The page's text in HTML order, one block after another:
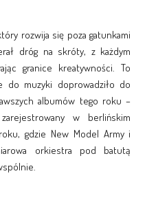
rozwija się poza gatunkami
dróg na skróty, z każdym
granice kreatywności. To
do muzyki doprowadziło do
albumów tego roku –
w berlińskim
gdzie New Model Army i
orkiestra pod batutą